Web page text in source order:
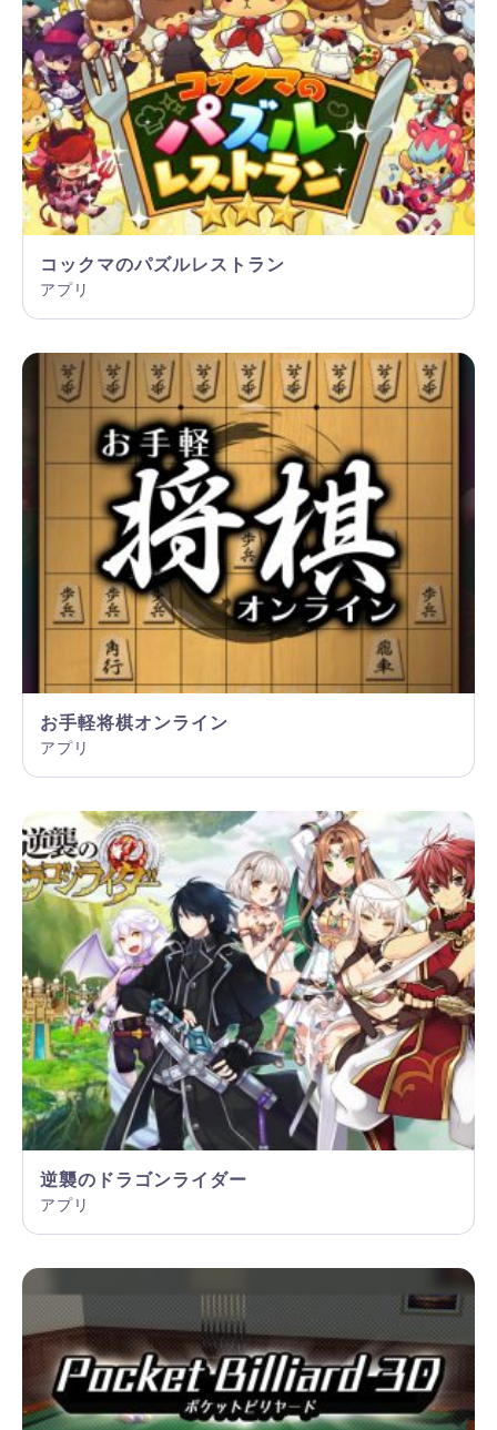
コックマのパズルレストラン
アプリ
お手軽将棋オンライン
アプリ
逆襲のドラゴンライダー
アプリ